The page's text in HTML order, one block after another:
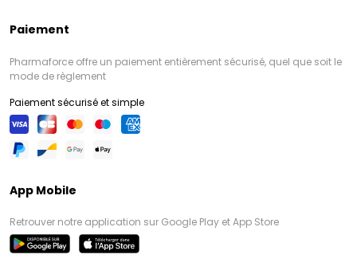
Paiement
Pharmaforce offre un paiement entièrement sécurisé, quel que soit le
mode de règlement
Paiement sécurisé et simple
App Mobile
Retrouver notre application sur Google Play et App Store